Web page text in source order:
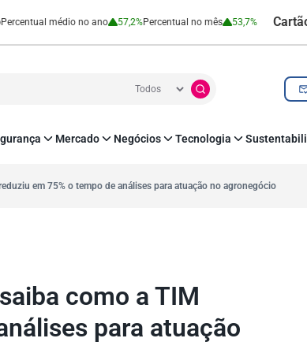
no ano 57,2%Percentual no mês 53,7% Cartão de
Mercado
Open Finance
Negócios
RH
Tecnologia
O corre de quem
em 75% o tempo de análises para atuação no agronegócio
como a TIM
para atuação